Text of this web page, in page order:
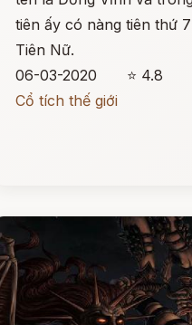
tiên ấy có nàng tiên thứ
Tiên Nữ.
06-03-2020
⭐ 4.8
Cổ tích thế giới